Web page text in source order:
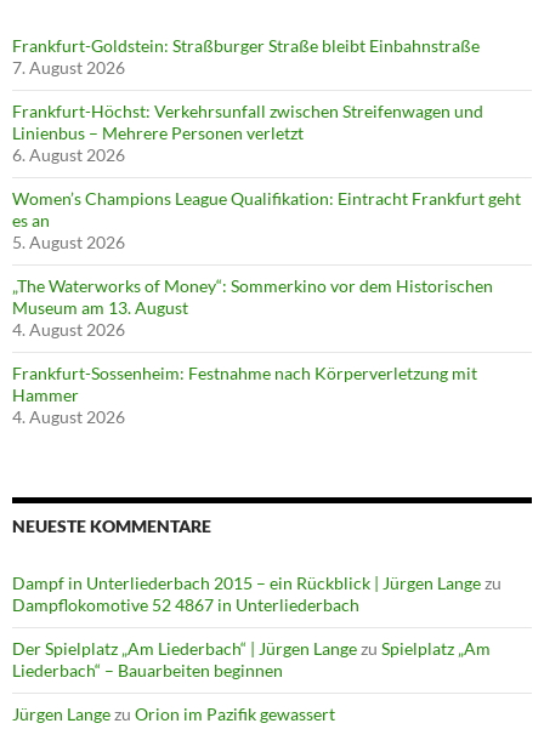
Frankfurt-Goldstein: Straßburger Straße bleibt Einbahnstraße
7. August 2026
Frankfurt-Höchst: Verkehrsunfall zwischen Streifenwagen und
Linienbus – Mehrere Personen verletzt
6. August 2026
Women’s Champions League Qualifikation: Eintracht Frankfurt geht
es an
5. August 2026
„The Waterworks of Money“: Sommerkino vor dem Historischen
Museum am 13. August
4. August 2026
Frankfurt-Sossenheim: Festnahme nach Körperverletzung mit
Hammer
4. August 2026
NEUESTE KOMMENTARE
Dampf in Unterliederbach 2015 – ein Rückblick | Jürgen Langezu
Dampflokomotive 52 4867 in Unterliederbach
Der Spielplatz „Am Liederbach“ | Jürgen Langezu Spielplatz „Am
Liederbach“ – Bauarbeiten beginnen
Jürgen Langezu Orion im Pazifik gewassert